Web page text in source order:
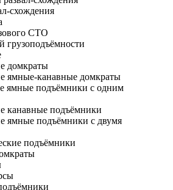
схождения
СТО
домкраты
ямные-канавные домкраты
ямные подъёмники с одним
канавные подъёмники
ямные подъёмники с двумя
подъёмники